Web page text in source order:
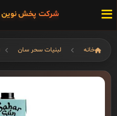
شرکت پخش نوین
خانه لبنیات سحر سان